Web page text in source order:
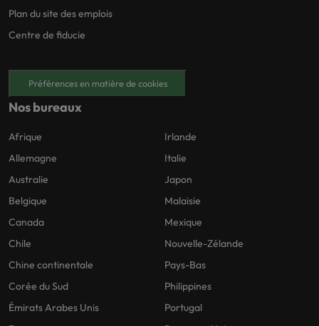
Plan du site des emplois
Centre de fiducie
Préférences en matière de cookies
Nos bureaux
Afrique
Allemagne
Australie
Belgique
Canada
Chile
Chine continentale
Corée du Sud
Émirats Arabes Unis
Irlande
Italie
Japon
Malaisie
Mexique
Nouvelle-Zélande
Pays-Bas
Philippines
Portugal